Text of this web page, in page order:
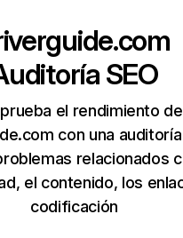
SEO
el rendimiento de
con una
relacionados
el contenido, los
codificación